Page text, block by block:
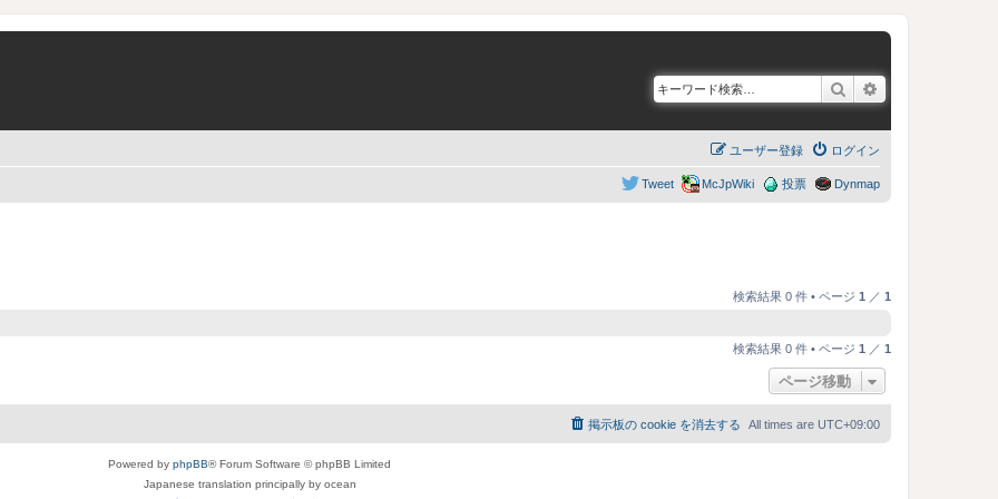
検索
ログイン
ユーザー登録
Dynmap
投票
McJpWiki
Tweet
検索結果 0 件 • ページ 1 ／ 1
検索結果 0 件 • ページ 1 ／ 1
ページ移動
All times are UTC+09:00
掲示板の cookie を消去する
Powered by phpBB® Forum Software © phpBB Limited
Japanese translation principally by ocean